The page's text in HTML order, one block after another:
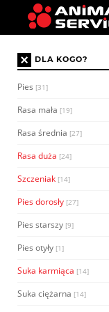
× DLA KOGO?
Pies [31]
Rasa mała [19]
Rasa średnia [27]
Rasa duża [24]
Szczeniak [14]
Pies dorosły [27]
Pies starszy [9]
Pies otyły [1]
Suka karmiąca [14]
Suka ciężarna [14]